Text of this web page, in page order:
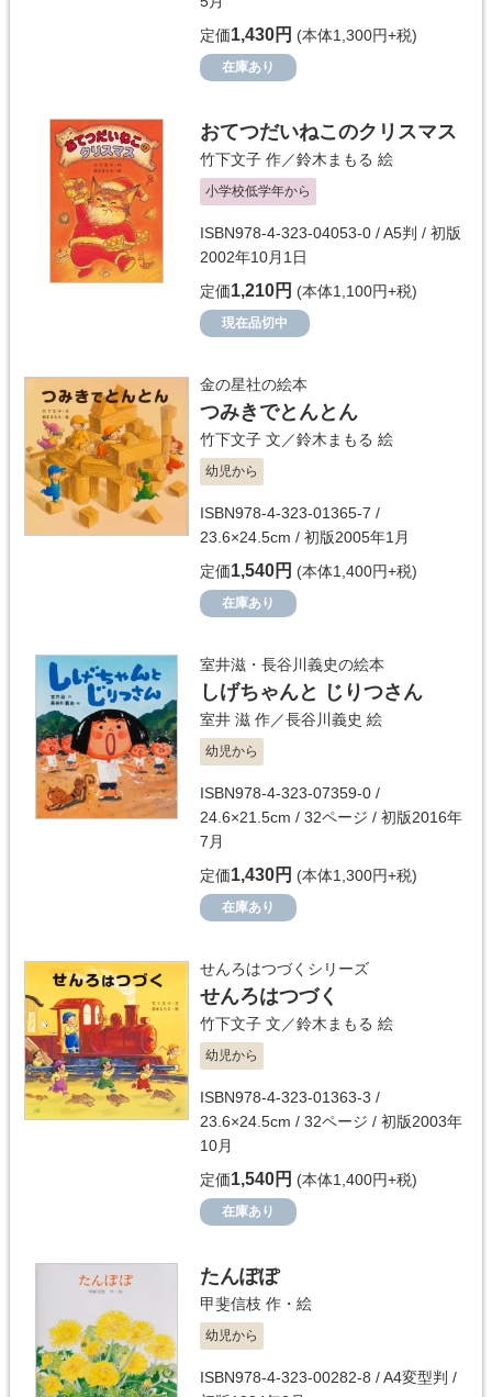
定価1,430円 (本体1,300円+税)
在庫あり
おてつだいねこのクリスマス
竹下文子 作／鈴木まもる 絵
小学校低学年から
ISBN978-4-323-04053-0 / A5判 / 初版
2002年10月1日
定価1,210円 (本体1,100円+税)
現在品切中
金の星社の絵本
つみきでとんとん
竹下文子 文／鈴木まもる 絵
幼児から
ISBN978-4-323-01365-7 /
23.6×24.5cm / 初版2005年1月
定価1,540円 (本体1,400円+税)
在庫あり
室井滋・長谷川義史の絵本
しげちゃんと じりつさん
室井 滋 作／長谷川義史 絵
幼児から
ISBN978-4-323-07359-0 /
24.6×21.5cm / 32ページ / 初版2016年
7月
定価1,430円 (本体1,300円+税)
在庫あり
せんろはつづくシリーズ
せんろはつづく
竹下文子 文／鈴木まもる 絵
幼児から
ISBN978-4-323-01363-3 /
23.6×24.5cm / 32ページ / 初版2003年
10月
定価1,540円 (本体1,400円+税)
在庫あり
たんぽぽ
甲斐信枝 作・絵
幼児から
ISBN978-4-323-00282-8 / A4変型判 /